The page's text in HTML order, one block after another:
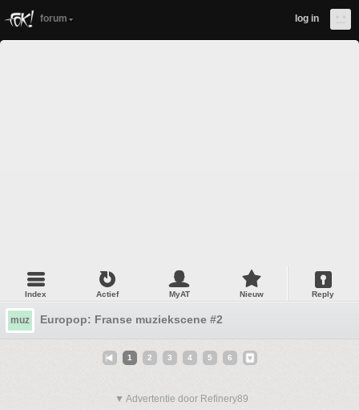
forum log in
Index Actief MyAT Nieuw Reply
muz Europop: Franse muziekscene #2
1 2 3 4 5 6
▼ Advertentie door Refinery89